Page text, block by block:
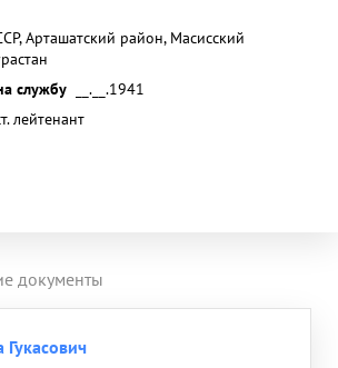
Арташатский район, Масисский
службу
__.__.1941
лейтенант
документы
Гукасович